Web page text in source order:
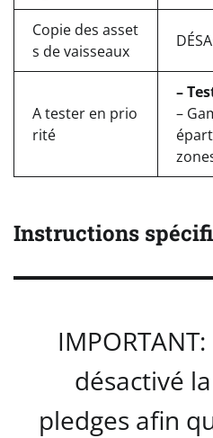
Copie des asset
s de vaisseaux
A tester en prio
rité
–
–
Instructions
désactivé
pledges afin